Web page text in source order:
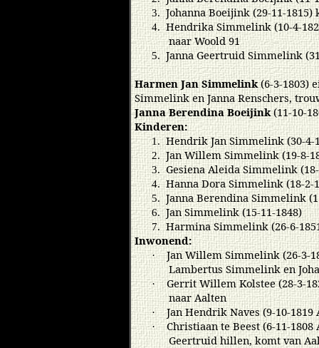
3. Johanna Boeijink (29-11-
4. Hendrika Simmelink (10-4-
naar Woold 91
5. Janna Geertruid Simmelink
Harmen Jan Simmelink(6-3-1803)
Simmelink en Janna Renschers,
Janna Berendina Boeijink(11-10-
Kinderen:
1. Hendrik Jan Simmelink (30-4-
2. Jan Willem Simmelink (19-8-
3. Gesiena Aleida Simmelink
4. Hanna Dora Simmelink (18-2-
5. Janna Berendina Simmelink
6. Jan Simmelink (15-11-1848)
7. Harmina Simmelink (26-6-
Inwonend:
·
Jan Willem Simmelink (26-3-
Lambertus Simmelink en
·
Gerrit Willem Kolstee (28-3-
naar Aalten
· Jan Hendrik Naves (9-10-
·
Christiaan te Beest (6-11-1808
Geertruid hillen, komt van